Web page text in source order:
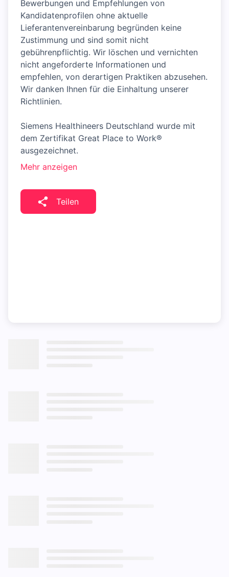
Bewerbungen und Empfehlungen von
Kandidatenprofilen ohne aktuelle
Lieferantenvereinbarung begründen keine
Zustimmung und sind somit nicht
gebührenpflichtig. Wir löschen und vernichten
nicht angeforderte Informationen und
empfehlen, von derartigen Praktiken abzusehen.
Wir danken Ihnen für die Einhaltung unserer
Richtlinien.
Siemens Healthineers Deutschland wurde mit
dem Zertifikat Great Place to Work®
ausgezeichnet.
Mehr anzeigen
Teilen